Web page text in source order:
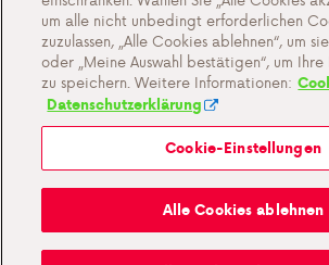
LPG (Autokraftstoff)
Häufig gestellte Fragen
Blog
Über uns
Lernen Sie Antargaz kennen
Eine nachhaltige Zukunft
um alle nicht unbedingt erforderlichen
zuzulassen, „Alle Cookies ablehnen“, um
oder „Meine Auswahl bestätigen“, um Ihre
zu speichern. Weitere Informationen:
Datenschutzerklärung
Cookie-Einstellungen
Alle Cookies ablehnen